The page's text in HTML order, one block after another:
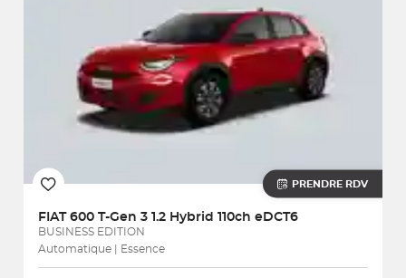
PRENDRE RDV
FIAT 600 T-Gen 3 1.2 Hybrid 110ch eDCT6
BUSINESS EDITION
Automatique | Essence